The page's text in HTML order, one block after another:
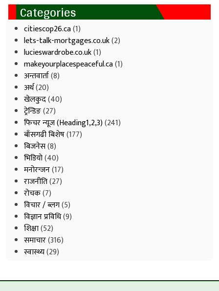
Categories
citiescop26.ca(1)
lets-talk-mortgages.co.uk(2)
lucieswardrobe.co.uk(1)
makeyourplacespeaceful.ca(1)
अन्तवार्ता(8)
अर्थ(20)
खेलकुद(40)
ट्रेन्डिङ(27)
फिचर न्यूज (Heading1,2,3)(241)
बाँसगढी बिशेष(177)
बिजनेस(8)
भिडियाे(40)
मनोरन्जन(17)
राजनीति(27)
रोचक(7)
विचार / ब्लग(5)
विज्ञान प्रविधि(9)
शिक्षा(52)
समाचार(316)
स्वास्थ्य(29)